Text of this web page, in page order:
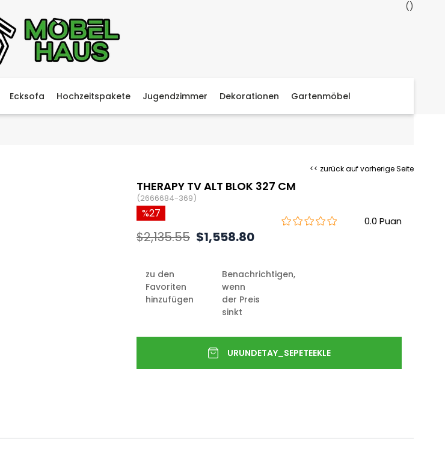
Ecksofa Hochzeitspakete Jugendzimmer Dekorationen Gartenmöbel
<< zurück auf vorherige Seite
THERAPY TV ALT BLOK 327 CM
(2666684-369)
0.0
27
$2,135.55 $1,558.80
zu den
Favoriten
hinzufügen
Benachrichtigen,
wenn
der Preis
sinkt